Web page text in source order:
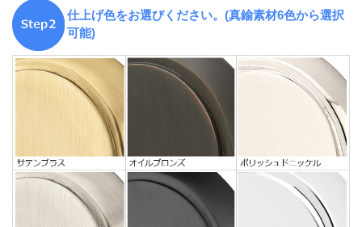
仕上げ色をお選びください。(真鍮素材6色から選択
可能)